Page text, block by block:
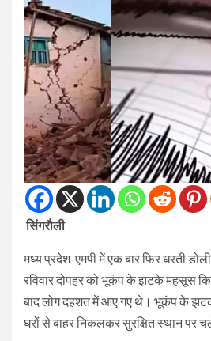
सिंगरौली
मध्य प्रदेश-एमपी में एक बार फिर धरती
रविवार दोपहर को भूकंप के झटके महसूस
बाद लोग दहशत में आए गए थे। भूकंप के
घरों से बाहर निकलकर सुरक्षित स्थान पर